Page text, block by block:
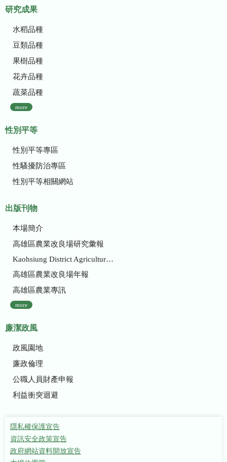
研究成果
水稻品種
豆類品種
果樹品種
花卉品種
蔬菜品種
more
性別平等
性別平等專區
性騷擾防治專區
性別平等相關網站
出版刊物
本場簡介
高雄區農業改良場研究彙報
Kaohsiung District Agricultural Research and Extension Station
高雄區農業改良場年報
高雄區農業專訊
more
廉潔政風
政風園地
廉政倫理
公職人員財產申報
利益衝突迴避
隱私權保護宣告
資訊安全政策宣告
政府網站資料開放宣告